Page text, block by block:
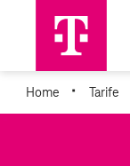
Home · Tarife